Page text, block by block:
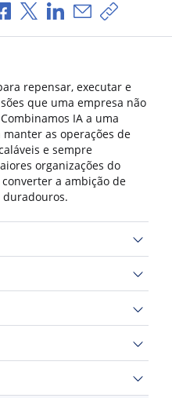
Compartilhar no Facebook
Compartilhar no X
Compartilhar no
Compartilhar
Copiar
repensar, executar e
que uma empresa não
IA a uma
as operações de
e sempre
organizações do
a ambição de